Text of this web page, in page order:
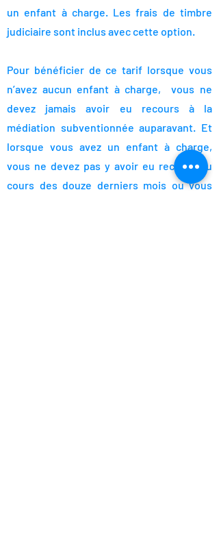
un enfant à charge. Les frais de timbre
judiciaire sont inclus avec cette option.
Pour bénéficier de ce tarif lorsque vous
n’avez aucun enfant à charge, vous ne
devez jamais avoir eu recours à la
médiation subventionnée auparavant. Et
lorsque vous avez un enfant à charge,
vous ne devez pas y avoir eu recours au
cours des douze derniers mois ou vous